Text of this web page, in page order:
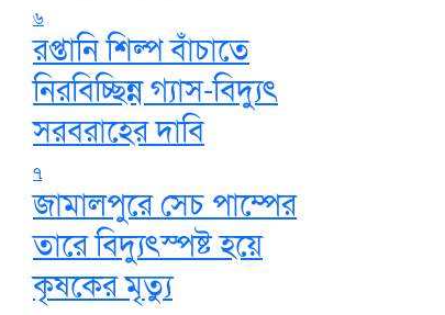
৬
রপ্তানি শিল্প বাঁচাতে
নিরবিচ্ছিন্ন গ্যাস-বিদ্যুৎ
সরবরাহের দাবি
৭
জামালপুরে সেচ পাম্পের
তারে বিদ্যুৎস্পষ্ট হয়ে
কৃষকের মৃত্যু